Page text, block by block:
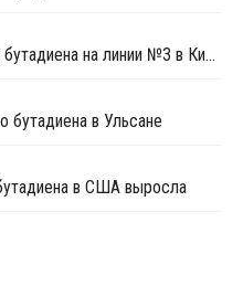
ZPC возобновила производство бутадиена на линии №3 в Китае
бутадиена в Ульсане
в США выросла